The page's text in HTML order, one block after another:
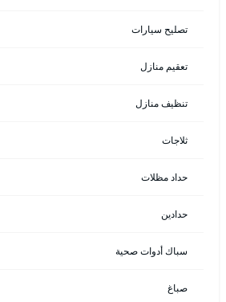
تصليح سيارات
تعقيم منازل
تنظيف منازل
ثلاجات
حداد مظلات
حدادين
سباك أدوات صحية
صباغ